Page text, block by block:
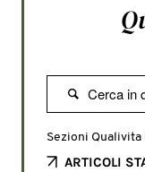

Sezioni Qualivita
ARTICOLI